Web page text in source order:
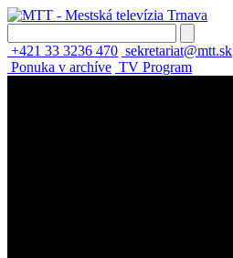
+421 33 3236 470 sekretariat@mtt.sk
Ponuka v archíve TV Program